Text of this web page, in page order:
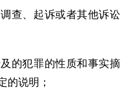
、起诉或者其他诉讼
犯罪的性质和事实摘
的说明；